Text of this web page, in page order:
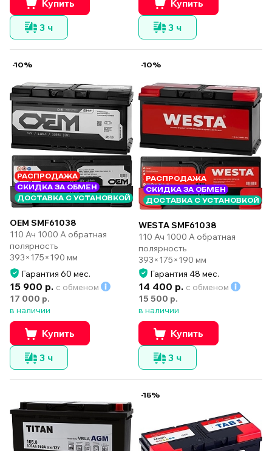
Купить
3 ч
Купить
3 ч
-10%
РАСПРОДАЖА
СКИДКА ЗА ОБМЕН
ДОСТАВКА С УСТАНОВКОЙ
OEM SMF61038
110 Ач 1000 А обратная
полярность
393×175×190 мм
Гарантия 60 мес.
15 900 р. с обменом
17 000 р.
в наличии
Купить
3 ч
-10%
РАСПРОДАЖА
СКИДКА ЗА ОБМЕН
ДОСТАВКА С УСТАНОВКОЙ
WESTA SMF61038
110 Ач 1000 А обратная
полярность
393×175×190 мм
Гарантия 48 мес.
14 400 р. с обменом
15 500 р.
в наличии
Купить
3 ч
-15%